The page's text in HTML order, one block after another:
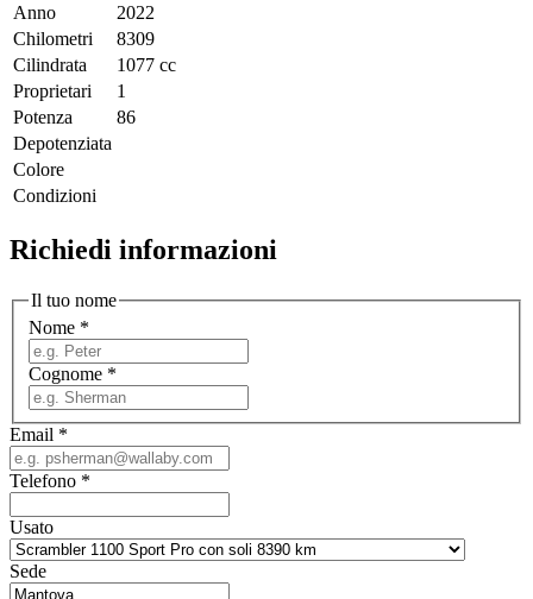
Anno
2022
Chilometri
8309
Cilindrata
1077 cc
Proprietari
1
Potenza
86
Depotenziata
Colore
Condizioni
Richiedi informazioni
Il tuo nome
Nome *
Cognome *
Email *
Telefono *
Usato
Sede